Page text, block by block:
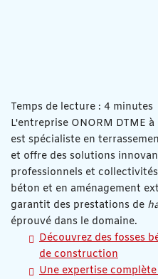
Temps de lecture : 4 minutes
L'entreprise ONORM DTME à
est spécialiste en
et offre des solutions
professionnels et
béton et en aménagement
garantit des prestations de
éprouvé dans le domaine.
Découvrez des fosses
de construction
Une expertise